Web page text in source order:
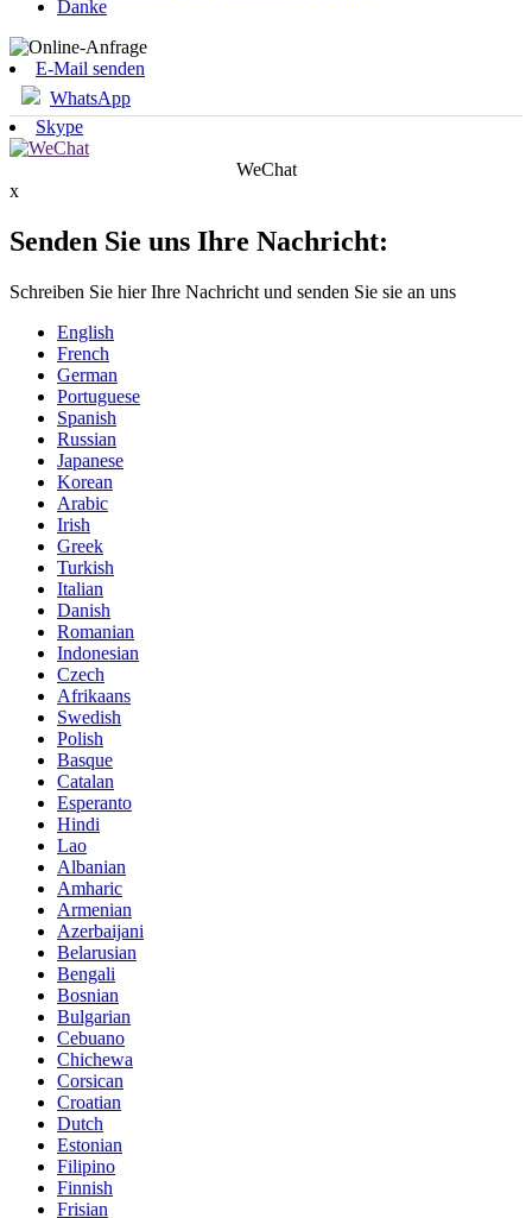
Danke
E-Mail senden
WhatsApp
Skype
WeChat
x
Senden Sie uns Ihre Nachricht:
Schreiben Sie hier Ihre Nachricht und senden Sie sie an uns
English
French
German
Portuguese
Spanish
Russian
Japanese
Korean
Arabic
Irish
Greek
Turkish
Italian
Danish
Romanian
Indonesian
Czech
Afrikaans
Swedish
Polish
Basque
Catalan
Esperanto
Hindi
Lao
Albanian
Amharic
Armenian
Azerbaijani
Belarusian
Bengali
Bosnian
Bulgarian
Cebuano
Chichewa
Corsican
Croatian
Dutch
Estonian
Filipino
Finnish
Frisian